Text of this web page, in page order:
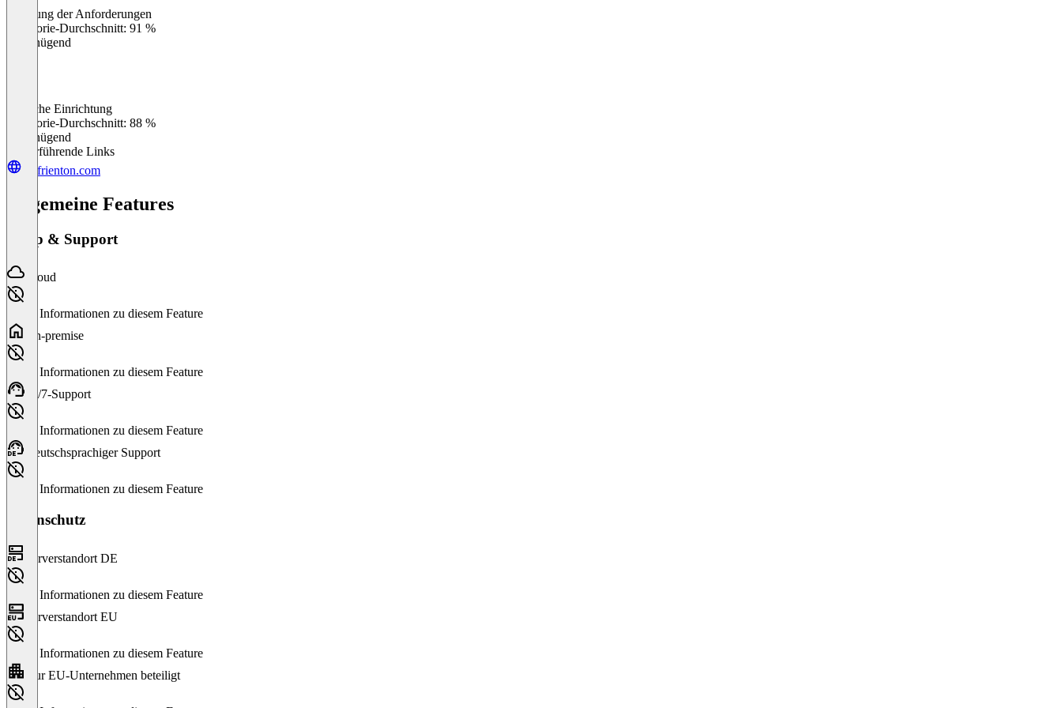
Erfüllung der Anforderungen
Kategorie-Durchschnitt: 91 %
Ungenügend
Einfache Einrichtung
Kategorie-Durchschnitt: 88 %
Ungenügend
Weiterführende Links
de.frienton.com
Allgemeine Features
Setup & Support
Cloud
Keine Informationen zu diesem Feature
On-premise
Keine Informationen zu diesem Feature
24/7-Support
Keine Informationen zu diesem Feature
Deutschsprachiger Support
Keine Informationen zu diesem Feature
Datenschutz
Serverstandort DE
Keine Informationen zu diesem Feature
Serverstandort EU
Keine Informationen zu diesem Feature
Nur EU-Unternehmen beteiligt